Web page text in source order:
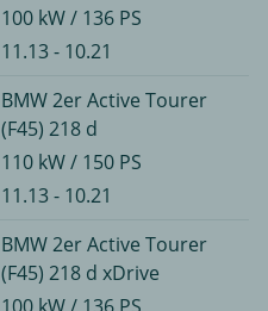
100 kW / 136 PS
11.13 - 10.21
BMW 2er Active Tourer
(F45) 218 d
110 kW / 150 PS
11.13 - 10.21
BMW 2er Active Tourer
(F45) 218 d xDrive